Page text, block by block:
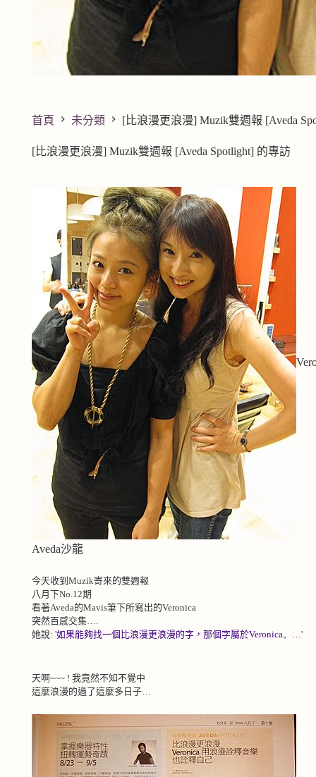
首頁 未分類 [比浪漫更浪漫] Muzik雙週報 [Aveda
[比浪漫更浪漫] Muzik雙週報 [Aveda Spotlight] 的專訪
Aveda沙龍
今天收到Muzik寄來的雙週報
八月下No.12期
看著Aveda的Mavis筆下所寫出的Veronica
突然百感交集….
她說: '如果能夠找一個比浪漫更浪漫的字，那個字屬於Veronica。…'
天啊~~~ ! 我竟然不知不覺中
這麼浪漫的過了這麼多日子…